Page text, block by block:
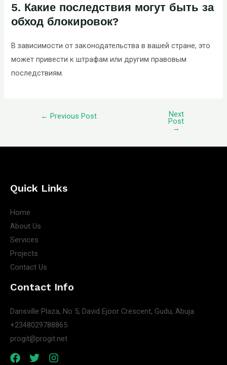
5. Какие последствия могут быть за
обход блокировок?
В зависимости от законодательства в вашей стране, это
может привести к штрафам или другим правовым
последствиям.
← Previous Post Next
Post
→
Quick Links
Home
About Us
Services
Projects
Contact Us
Contact Info
Dansville Plaza, No 5, David Ejoor Crescent, Gudu, Abuja.
+2348029788865
progit@progit.net